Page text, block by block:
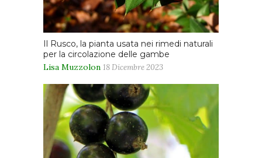
Il Rusco, la pianta usata nei rimedi naturali
per la circolazione delle gambe
Lisa Muzzolon 18 Dicembre 2023